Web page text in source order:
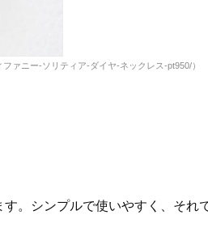
ァニー-ソリティア-ダイヤ-ネックレス-pt950/）
。シンプルで使いやすく、それ